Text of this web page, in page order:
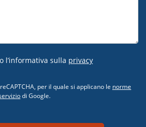
l’informativa sulla privacy
per il quale si applicano le norme
di Google.